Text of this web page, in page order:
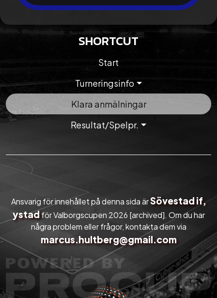
SHORTCUT
Start
Turneringsinfo
Klara anmälningar
Resultat/Spelpr.
Ansvarig för innehållet på denna sida ärSövestad if,
ystadför Valborgscupen 2026 [archived]. Om du har
några problem eller frågor, kontakta dem via
marcus.hultberg@gmail.com